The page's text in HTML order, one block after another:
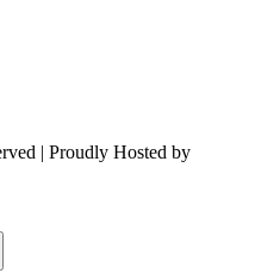
| Proudly Hosted by